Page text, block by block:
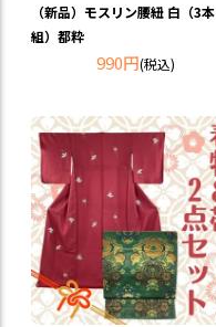
（新品）モスリン腰紐 白（3本
組）都粋
990円(税込)